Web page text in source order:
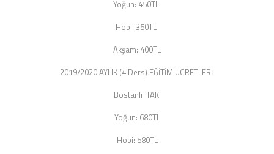
Yoğun: 450TL
Hobi: 350TL
Akşam: 400TL
2019/2020 AYLIK (4 Ders) EĞİTİM ÜCRETLERİ
Bostanlı TAKI
Yoğun: 680TL
Hobi: 580TL